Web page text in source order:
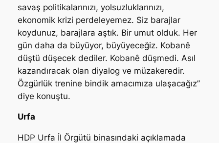
savaş politikalarınızı, yolsuzluklarınızı,
ekonomik krizi perdeleyemez. Siz barajlar
koydunuz, barajlara aştık. Bir umut olduk. Her
gün daha da büyüyor, büyüyeceğiz. Kobanê
düştü düşecek dediler. Kobanê düşmedi. Asıl
kazandıracak olan diyalog ve müzakeredir.
Özgürlük trenine bindik amacımıza ulaşacağız”
diye konuştu.
Urfa
HDP Urfa İl Örgütü binasındaki açıklamada